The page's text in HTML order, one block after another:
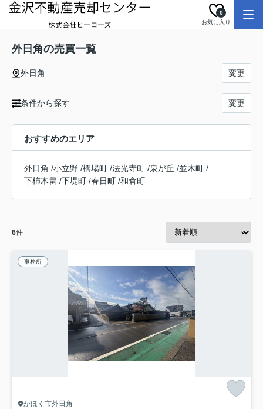
お気に入り
0
外日角の売買一覧
外日角 変更
条件から探す 変更
おすすめのエリア
外日角 /小立野 /橋場町 /法光寺町 /泉が丘 /並木町 /
下柿木畠 /下堤町 /春日町 /和倉町
6件
事務所
かほく市外日角